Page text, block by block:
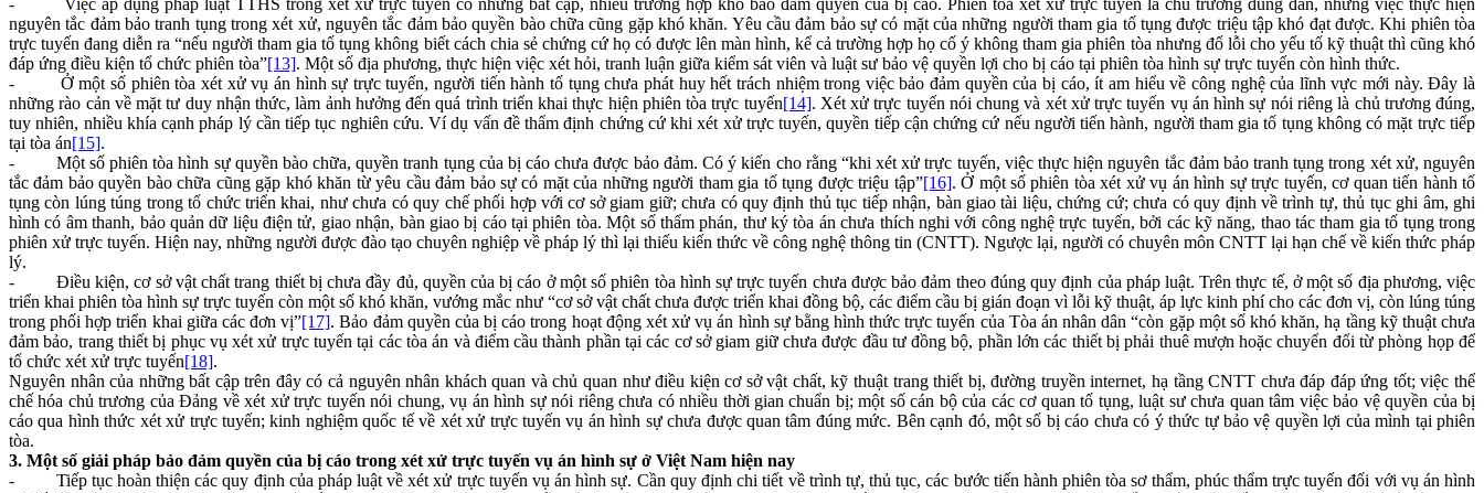
nguyên tắc đảm bảo tranh tụng trong xét xử, nguyên tắc đảm bảo quyền bào chữa cũng gặp khó khăn. Yêu cầu đảm bảo sự có mặt của những người tham gia tố tụng được triệu tập khó đạt được. Khi phiên tòa
trực tuyến đang diễn ra “nếu người tham gia tố tụng không biết cách chia sẻ chứng cứ họ có được lên màn hình, kể cả trường hợp họ cố ý không tham gia phiên tòa nhưng đổ lỗi cho yếu tố kỹ thuật thì cũng khó
đáp ứng điều kiện tổ chức phiên tòa”[13]. Một số địa phương, thực hiện việc xét hỏi, tranh luận giữa kiểm sát viên và luật sư bảo vệ quyền lợi cho bị cáo tại phiên tòa hình sự trực tuyến còn hình thức.
- Ở một số phiên tòa xét xử vụ án hình sự trực tuyến, người tiến hành tố tụng chưa phát huy hết trách nhiệm trong việc bảo đảm quyền của bị cáo, ít am hiểu về công nghệ của lĩnh vực mới này. Đây là
những rào cản về mặt tư duy nhận thức, làm ảnh hưởng đến quá trình triển khai thực hiện phiên tòa trực tuyến[14]. Xét xử trực tuyến nói chung và xét xử trực tuyến vụ án hình sự nói riêng là chủ trương đúng,
tuy nhiên, nhiều khía cạnh pháp lý cần tiếp tục nghiên cứu. Ví dụ vấn đề thẩm định chứng cứ khi xét xử trực tuyến, quyền tiếp cận chứng cứ nếu người tiến hành, người tham gia tố tụng không có mặt trực tiếp
tại tòa án[15].
- Một số phiên tòa hình sự quyền bào chữa, quyền tranh tụng của bị cáo chưa được bảo đảm. Có ý kiến cho rằng “khi xét xử trực tuyến, việc thực hiện nguyên tắc đảm bảo tranh tụng trong xét xử, nguyên
tắc đảm bảo quyền bào chữa cũng gặp khó khăn từ yêu cầu đảm bảo sự có mặt của những người tham gia tố tụng được triệu tập”[16]. Ở một số phiên tòa xét xử vụ án hình sự trực tuyến, cơ quan tiến hành tố
tụng còn lúng túng trong tổ chức triển khai, như chưa có quy chế phối hợp với cơ sở giam giữ; chưa có quy định thủ tục tiếp nhận, bàn giao tài liệu, chứng cứ; chưa có quy định về trình tự, thủ tục ghi âm, ghi
hình có âm thanh, bảo quản dữ liệu điện tử, giao nhận, bàn giao bị cáo tại phiên tòa. Một số thẩm phán, thư ký tòa án chưa thích nghi với công nghệ trực tuyến, bởi các kỹ năng, thao tác tham gia tố tụng trong
phiên xử trực tuyến. Hiện nay, những người được đào tạo chuyên nghiệp về pháp lý thì lại thiếu kiến thức về công nghệ thông tin (CNTT). Ngược lại, người có chuyên môn CNTT lại hạn chế về kiến thức pháp
lý.
- Điều kiện, cơ sở vật chất trang thiết bị chưa đầy đủ, quyền của bị cáo ở một số phiên tòa hình sự trực tuyến chưa được bảo đảm theo đúng quy định của pháp luật. Trên thực tế, ở một số địa phương, việc
triển khai phiên tòa hình sự trực tuyến còn một số khó khăn, vướng mắc như “cơ sở vật chất chưa được triển khai đồng bộ, các điểm cầu bị gián đoạn vì lỗi kỹ thuật, áp lực kinh phí cho các đơn vị, còn lúng túng
trong phối hợp triển khai giữa các đơn vị”[17]. Bảo đảm quyền của bị cáo trong hoạt động xét xử vụ án hình sự bằng hình thức trực tuyến của Tòa án nhân dân “còn gặp một số khó khăn, hạ tầng kỹ thuật chưa
đảm bảo, trang thiết bị phục vụ xét xử trực tuyến tại các tòa án và điểm cầu thành phần tại các cơ sở giam giữ chưa được đầu tư đồng bộ, phần lớn các thiết bị phải thuê mượn hoặc chuyển đổi từ phòng họp để
tổ chức xét xử trực tuyến[18].
Nguyên nhân của những bất cập trên đây có cả nguyên nhân khách quan và chủ quan như điều kiện cơ sở vật chất, kỹ thuật trang thiết bị, đường truyền internet, hạ tầng CNTT chưa đáp đáp ứng tốt; việc thể
chế hóa chủ trương của Đảng về xét xử trực tuyến nói chung, vụ án hình sự nói riêng chưa có nhiều thời gian chuẩn bị; một số cán bộ của các cơ quan tố tụng, luật sư chưa quan tâm việc bảo vệ quyền của bị
cáo qua hình thức xét xử trực tuyến; kinh nghiệm quốc tế về xét xử trực tuyến vụ án hình sự chưa được quan tâm đúng mức. Bên cạnh đó, một số bị cáo chưa có ý thức tự bảo vệ quyền lợi của mình tại phiên
tòa.
3. Một số giải pháp bảo đảm quyền của bị cáo trong xét xử trực tuyến vụ án hình sự ở Việt Nam hiện nay
- Tiếp tục hoàn thiện các quy định của pháp luật về xét xử trực tuyến vụ án hình sự. Cần quy định chi tiết về trình tự, thủ tục, các bước tiến hành phiên tòa sơ thẩm, phúc thẩm trực tuyến đối với vụ án hình